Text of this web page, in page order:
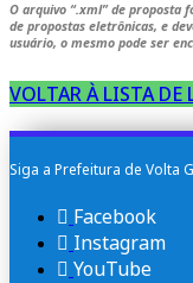
O arquivo “.xml”de proposta
de propostas eletrônicas, e
usuário, o mesmo pode ser
VOLTAR À LISTA DE
Siga a Prefeitura de Volta
Facebook
Instagram
YouTube